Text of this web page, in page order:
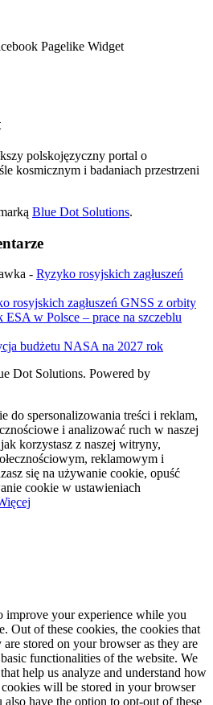
polskojęzyczny portal o
kosmicznym i badaniach przestrzeni
Blue Dot Solutions.
- Ryzyko rosyjskich zagłuszeń
rosyjskich zagłuszeń GNSS z orbity
ESA w Polsce – prace na szczeblu
budżetu NASA na 2027 rok
Dot Solutions. Powered by
do spersonalizowania treści i reklam,
i analizować ruch w naszej
korzystasz z naszej witryny,
reklamowym i
się na używanie cookie, opuść
cookie w ustawieniach
improve your experience while you
Out of these cookies, the cookies that
are stored on your browser as they are
functionalities of the website. We
help us analyze and understand how
will be stored in your browser
have the option to opt-out of these